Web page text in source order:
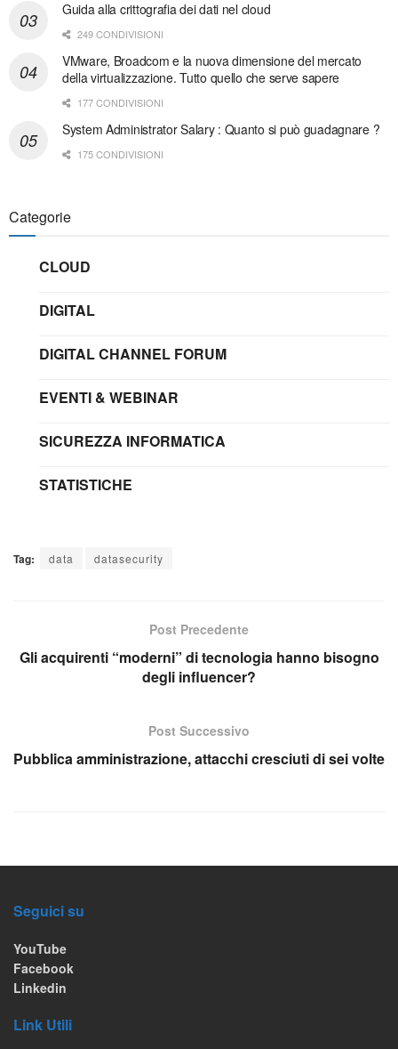
Guida alla crittografia dei dati nel cloud
249 CONDIVISIONI
VMware, Broadcom e la nuova dimensione del mercato
della virtualizzazione. Tutto quello che serve sapere
177 CONDIVISIONI
System Administrator Salary : Quanto si può guadagnare ?
175 CONDIVISIONI
Categorie
CLOUD
DIGITAL
DIGITAL CHANNEL FORUM
EVENTI & WEBINAR
SICUREZZA INFORMATICA
STATISTICHE
Tag: data datasecurity
Post Precedente
Gli acquirenti “moderni” di tecnologia hanno bisogno
degli influencer?
Post Successivo
Pubblica amministrazione, attacchi cresciuti di sei volte
Seguici su
YouTube
Facebook
Linkedin
Link Utili